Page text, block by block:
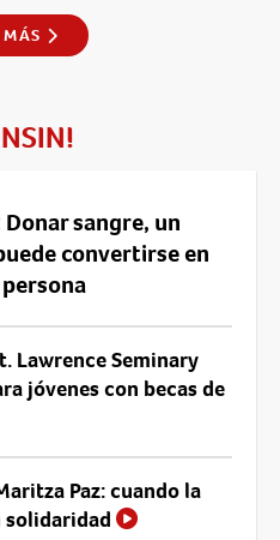
sangre, un
convertirse en
Lawrence Seminary
jóvenes con becas de
Paz: cuando la
solidaridad